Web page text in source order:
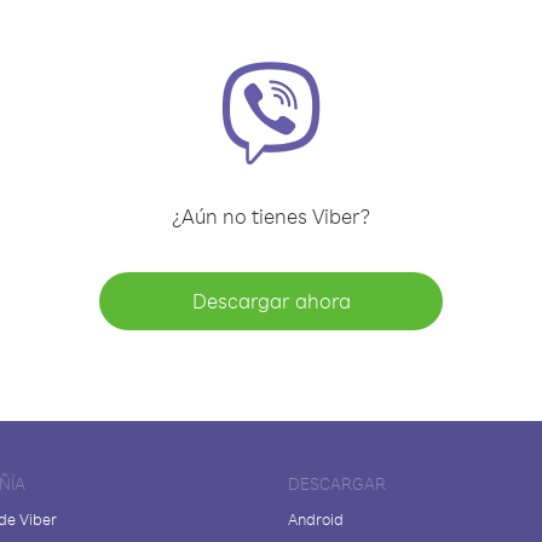
¿Aún no tienes Viber?
Descargar ahora
Viber
DESCARGAR
Android